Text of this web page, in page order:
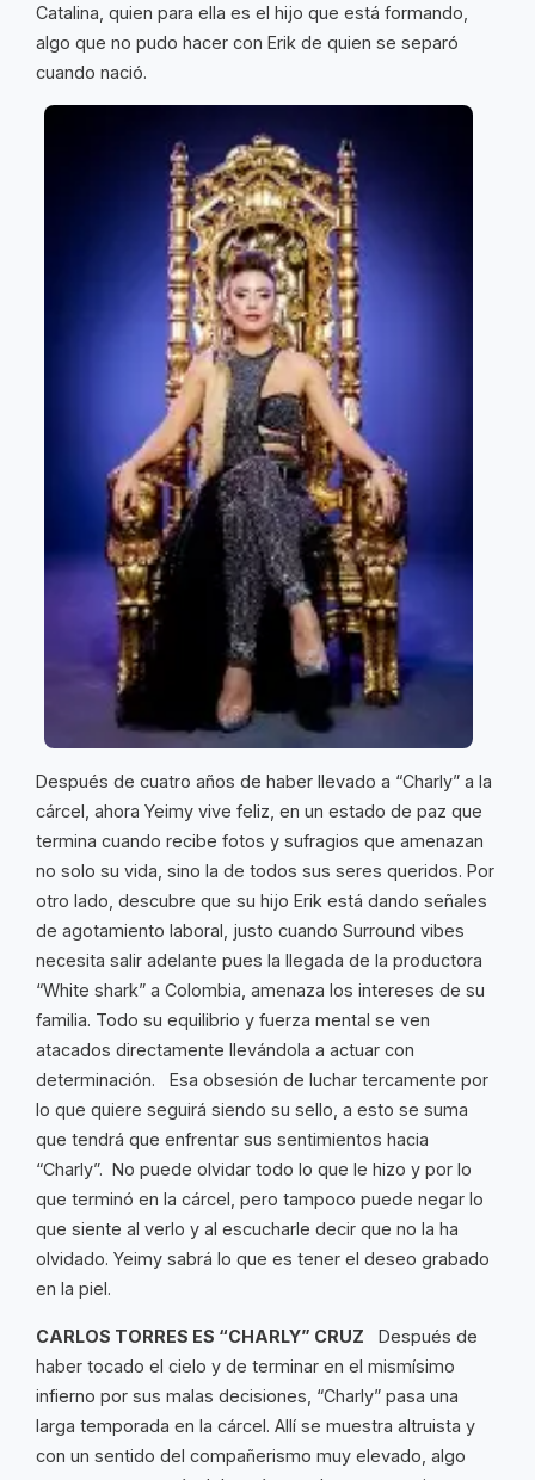
Catalina, quien para ella es el hijo que está formando,
algo que no pudo hacer con Erik de quien se separó
cuando nació.
Después de cuatro años de haber llevado a “Charly” a la
cárcel, ahora Yeimy vive feliz, en un estado de paz que
termina cuando recibe fotos y sufragios que amenazan
no solo su vida, sino la de todos sus seres queridos. Por
otro lado, descubre que su hijo Erik está dando señales
de agotamiento laboral, justo cuando Surround vibes
necesita salir adelante pues la llegada de la productora
“White shark” a Colombia, amenaza los intereses de su
familia. Todo su equilibrio y fuerza mental se ven
atacados directamente llevándola a actuar con
determinación. Esa obsesión de luchar tercamente por
lo que quiere seguirá siendo su sello, a esto se suma
que tendrá que enfrentar sus sentimientos hacia
“Charly”. No puede olvidar todo lo que le hizo y por lo
que terminó en la cárcel, pero tampoco puede negar lo
que siente al verlo y al escucharle decir que no la ha
olvidado. Yeimy sabrá lo que es tener el deseo grabado
en la piel.
CARLOS TORRES ES “CHARLY” CRUZ Después de
haber tocado el cielo y de terminar en el mismísimo
infierno por sus malas decisiones, “Charly” pasa una
larga temporada en la cárcel. Allí se muestra altruista y
con un sentido del compañerismo muy elevado, algo